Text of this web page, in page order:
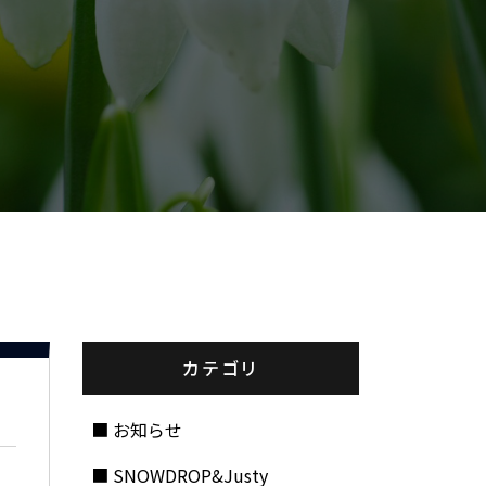
カテゴリ
お知らせ
SNOWDROP&Justy